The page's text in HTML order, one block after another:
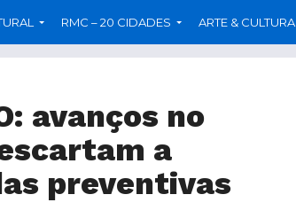
RMC – 20 CIDADES ARTE & CULTURA
avanços no
a
preventivas